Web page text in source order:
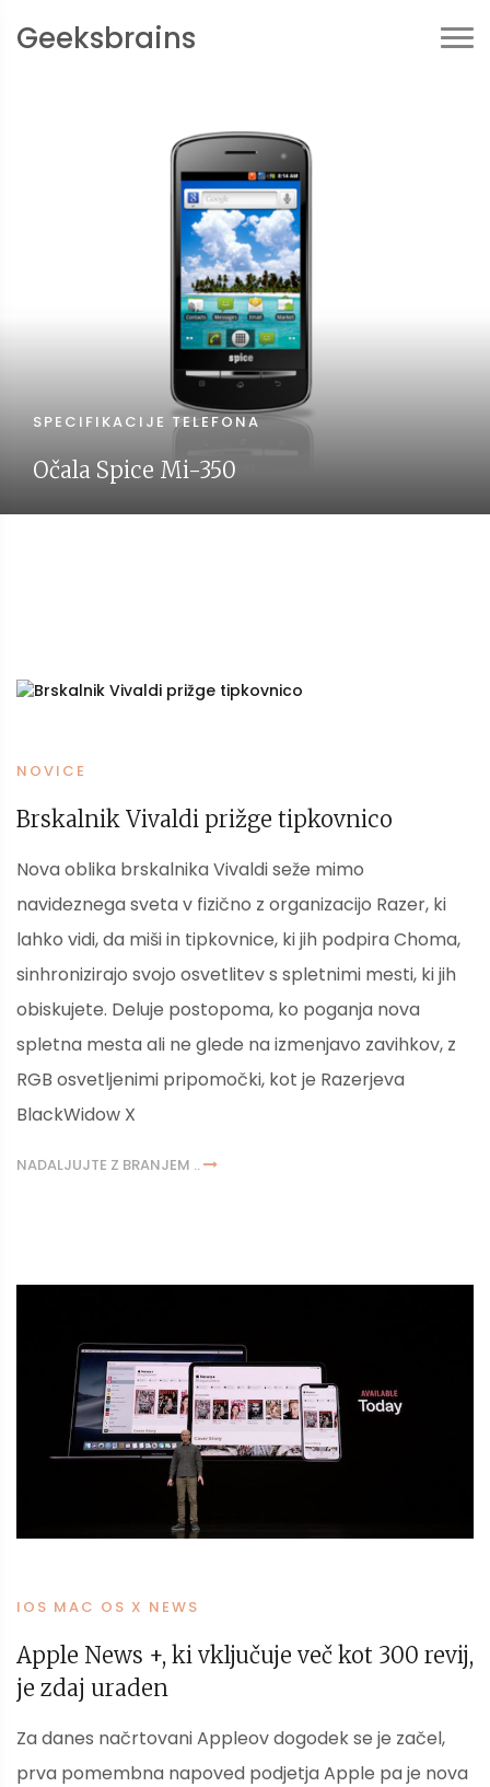
Geeksbrains
SPECIFIKACIJE TELEFONA
Očala Spice Mi-350
NOVICE
Brskalnik Vivaldi prižge tipkovnico
Nova oblika brskalnika Vivaldi seže mimo
navideznega sveta v fizično z organizacijo Razer, ki
lahko vidi, da miši in tipkovnice, ki jih podpira Choma,
sinhronizirajo svojo osvetlitev s spletnimi mesti, ki jih
obiskujete. Deluje postopoma, ko poganja nova
spletna mesta ali ne glede na izmenjavo zavihkov, z
RGB osvetljenimi pripomočki, kot je Razerjeva
BlackWidow X
NADALJUJTE Z BRANJEM ..
IOS MAC OS X NEWS
Apple News +, ki vključuje več kot 300 revij,
je zdaj uraden
Za danes načrtovani Appleov dogodek se je začel,
prva pomembna napoved podjetja Apple pa je nova